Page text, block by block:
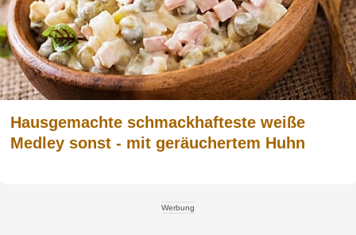
Hausgemachte schmackhafteste weiße
Medley sonst - mit geräuchertem Huhn
Werbung